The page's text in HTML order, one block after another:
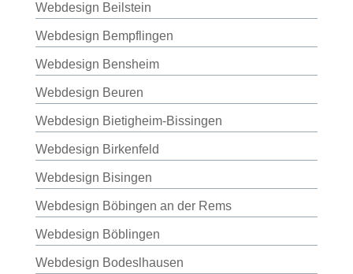
Webdesign Beilstein
Webdesign Bempflingen
Webdesign Bensheim
Webdesign Beuren
Webdesign Bietigheim-Bissingen
Webdesign Birkenfeld
Webdesign Bisingen
Webdesign Böbingen an der Rems
Webdesign Böblingen
Webdesign Bodeslhausen